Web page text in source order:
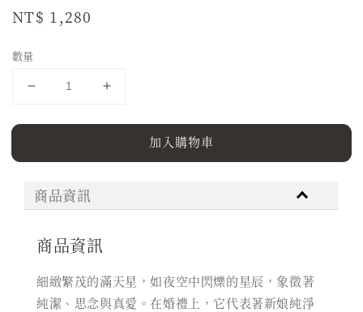
Regular
NT$ 1,280
數量
加入購物車
商品資訊
商品資訊
細緻繁茂的滿天星，如夜空中閃爍的星辰，象徵著
純潔、思念與真愛。在婚禮上，它代表著新娘純淨